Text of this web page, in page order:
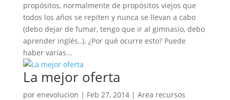
propósitos, normalmente de propósitos viejos que
todos los años se repiten y nunca se llevan a cabo
(debo dejar de fumar, tengo que ir al gimnasio, debo
aprender inglés..). ¿Por qué ocurre esto? Puede
haber varias...
La mejor oferta
por enevolucion | Feb 27, 2014| Area recursos